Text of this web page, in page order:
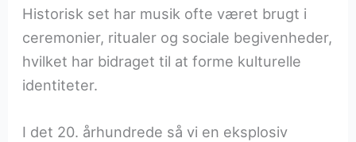
Historisk set har musik ofte været brugt i
ceremonier, ritualer og sociale begivenheder,
hvilket har bidraget til at forme kulturelle
identiteter.
I det 20. århundrede så vi en eksplosiv